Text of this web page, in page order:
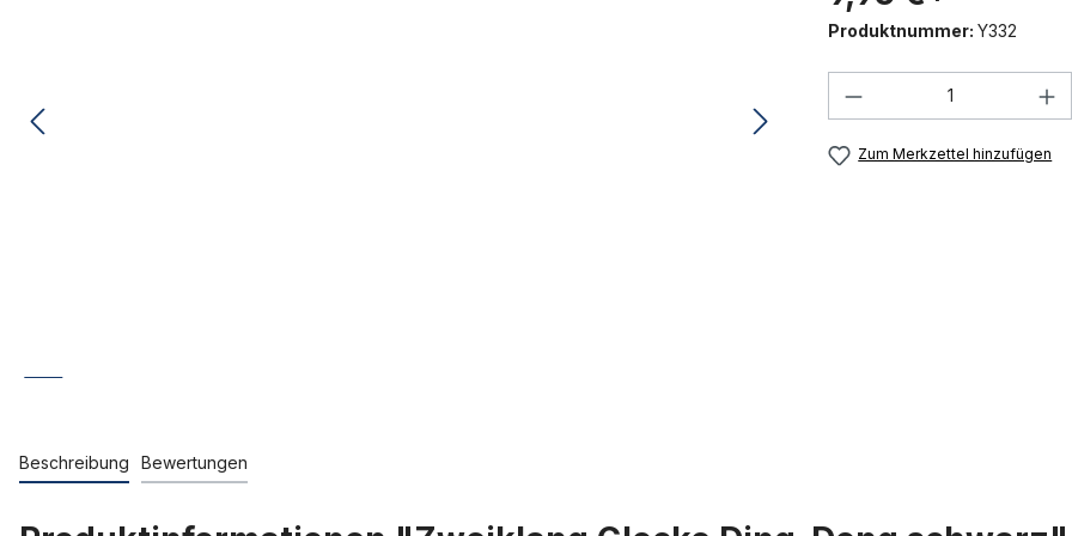
Produktnummer: Y332
Produkt Anzahl:
Zum Merkzettel hinzufügen
Beschreibung Bewertungen